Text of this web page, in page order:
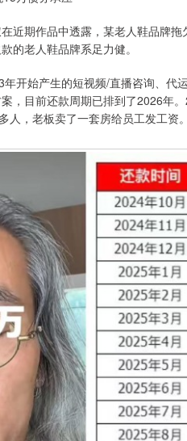
期作品中透露，某老人鞋品牌拖
的老人鞋品牌系足力健。
始产生的短视频/直播咨询、代
，目前还款周期已排到了2026年
人，老板卖了一套房给员工发工资